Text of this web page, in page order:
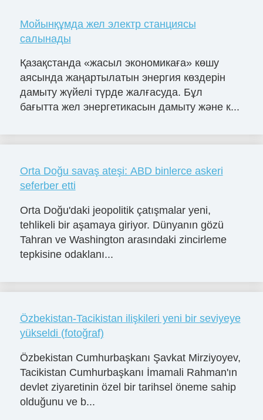
Мойынқұмда жел электр станциясы
салынады
Қазақстанда «жасыл экономикаға» көшу
аясында жаңартылатын энергия көздерін
дамыту жүйелі түрде жалғасуда. Бұл
бағытта жел энергетикасын дамыту және к...
Orta Doğu savaş ateşi: ABD binlerce askeri
seferber etti
Orta Doğu'daki jeopolitik çatışmalar yeni,
tehlikeli bir aşamaya giriyor. Dünyanın gözü
Tahran ve Washington arasındaki zincirleme
tepkisine odaklanı...
Özbekistan-Tacikistan ilişkileri yeni bir seviyeye
yükseldi (fotoğraf)
Özbekistan Cumhurbaşkanı Şavkat Mirziyoyev,
Tacikistan Cumhurbaşkanı İmamali Rahman'ın
devlet ziyaretinin özel bir tarihsel öneme sahip
olduğunu ve b...